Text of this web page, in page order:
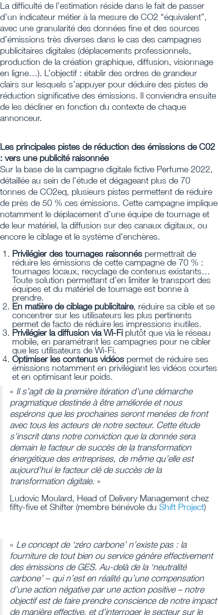
La difficulté de l’estimation réside dans le fait de passer
d’un indicateur métier à la mesure de CO2 “équivalent”,
avec une granularité des données fine et des sources
d’émissions très diverses dans le cas des campagnes
publicitaires digitales (déplacements professionnels,
production de la création graphique, diffusion, visionnage
en ligne…). L’objectif : établir des ordres de grandeur
clairs sur lesquels s’appuyer pour déduire des pistes de
réduction significative des émissions. Il conviendra ensuite
de les décliner en fonction du contexte de chaque
annonceur.
Les principales pistes de réduction des émissions de C02
: vers une publicité raisonnée
Sur la base de la campagne digitale fictive Perfume 2022,
détaillée au sein de l’étude et dégageant plus de 70
tonnes de CO2eq, plusieurs pistes permettent de réduire
de près de 50 % ces émissions. Cette campagne implique
notamment le déplacement d’une équipe de tournage et
de leur matériel, la diffusion sur des canaux digitaux, ou
encore le ciblage et le système d’enchères.
Privilégier des tournages raisonnés permettrait de
réduire les émissions de cette campagne de 70 % :
tournages locaux, recyclage de contenus existants…
Toute solution permettant d’en limiter le transport des
équipes et du matériel de tournage est bonne à
prendre.
En matière de ciblage publicitaire, réduire sa cible et se
concentrer sur les utilisateurs les plus pertinents
permet de facto de réduire les impressions inutiles.
Privilégier la diffusion via Wi-Fi plutôt que via le réseau
mobile, en paramétrant les campagnes pour ne cibler
que les utilisateurs de Wi-Fi.
Optimiser les contenus vidéos permet de réduire ses
émissions notamment en privilégiant les vidéos courtes
et en optimisant leur poids.
« Il s’agit de la première itération d’une démarche
pragmatique destinée à être améliorée et nous
espérons que les prochaines seront menées de front
avec tous les acteurs de notre secteur. Cette étude
s’inscrit dans notre conviction que la donnée sera
demain le facteur de succès de la transformation
énergétique des entreprises, de même qu’elle est
aujourd’hui le facteur clé de succès de la
transformation digitale. »
Ludovic Moulard, Head of Delivery Management chez
fifty-five et Shifter (membre bénévole du Shift Project)
« Le concept de ‘zéro carbone’ n’existe pas : la
fourniture de tout bien ou service génère effectivement
des émissions de GES. Au-delà de la ‘neutralité
carbone’ – qui n’est en réalité qu’une compensation
d’une action négative par une action positive – notre
objectif est de faire prendre conscience de notre impact
de manière effective, et d’interroger le secteur sur le